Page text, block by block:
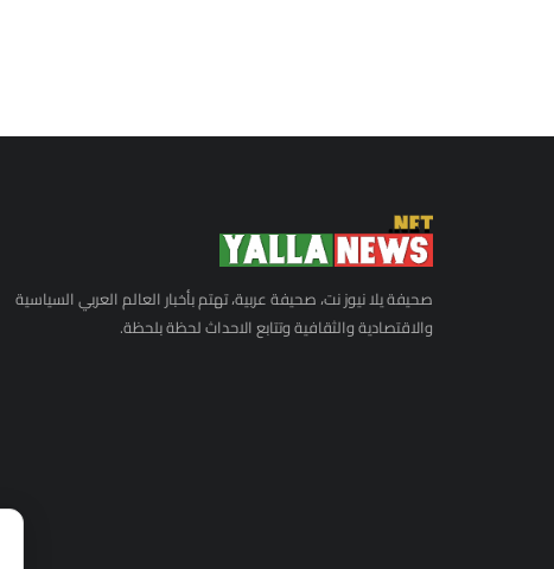
صحيفة يلا نيوز نت، صحيفة عربية، تهتم بأخبار العالم العربي السياسية
والاقتصادية والثقافية وتتابع الاحداث لحظة بلحظة.